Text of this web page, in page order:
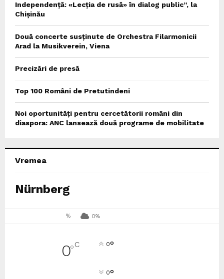
Independență: «Lecția de rusă» în dialog public”, la
Chișinău
Două concerte susținute de Orchestra Filarmonicii
Arad la Musikverein, Viena
Precizări de presă
Top 100 Români de Pretutindeni
Noi oportunități pentru cercetătorii români din
diaspora: ANC lansează două programe de mobilitate
Vremea
Nürnberg
% 0%
0°C 0°
0°